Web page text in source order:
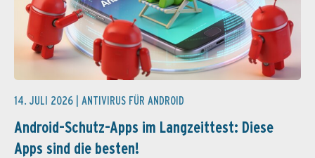
14. JULI 2026 | ANTIVIRUS FÜR ANDROID
Android-Schutz-Apps im Langzeittest: Diese
Apps sind die besten!